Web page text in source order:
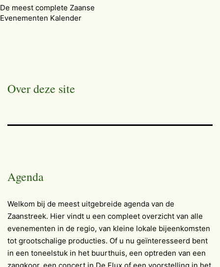
De meest complete Zaanse
Evenementen Kalender
Over deze site
Agenda
Welkom bij de meest uitgebreide agenda van de
Zaanstreek. Hier vindt u een compleet overzicht van alle
evenementen in de regio, van kleine lokale bijeenkomsten
tot grootschalige producties. Of u nu geïnteresseerd bent
in een toneelstuk in het buurthuis, een optreden van een
zangkoor, een concert in De Flux of een voorstelling in het